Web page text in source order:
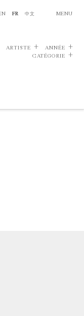
FR 中文 MENU
ARTISTE
ANNÉE
CATÉGORIE